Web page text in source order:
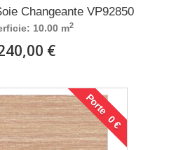
Changeante VP92850
10.00 m2
€
Porte 0 €